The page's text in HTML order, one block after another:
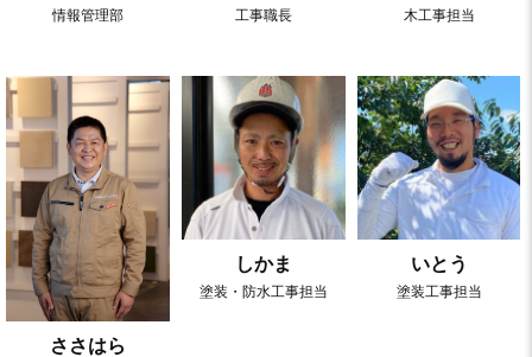
情報管理部 工事職長 木工事担当
ささはら
しかま
塗装・防⽔⼯事担当
いとう
塗装工事担当